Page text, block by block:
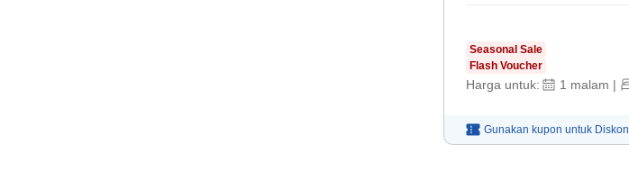
Seasonal Sale
Flash Voucher
Harga untuk: 1 malam |
Gunakan kupon untuk Diskon